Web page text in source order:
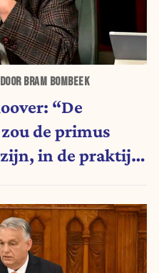
BRAM BOMBEEK
“De
de primus
in de praktijk